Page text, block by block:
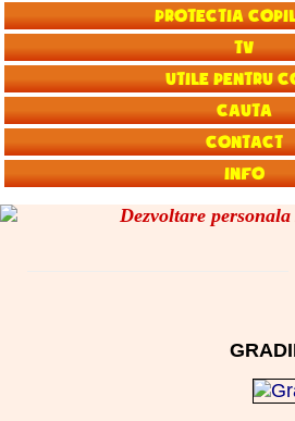
Protectia
TV
Utile pentru
Cauta
Contact
Info
Dezvoltare